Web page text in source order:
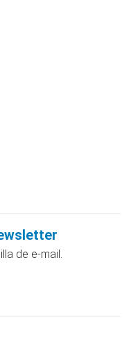
de e-mail.